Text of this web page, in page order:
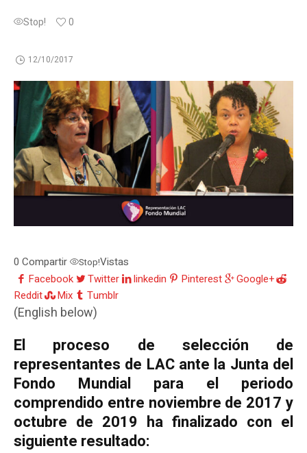
Stop! 0
12/10/2017
0 Compartir Stop!Vistas
Facebook
Twitter linkedin Pinterest
Google+
Reddit
Mix Tumblr
(English below)
El proceso de selección de
representantes de LAC ante la Junta del
Fondo Mundial para el periodo
comprendido entre noviembre de 2017 y
octubre de 2019 ha finalizado con el
siguiente resultado: